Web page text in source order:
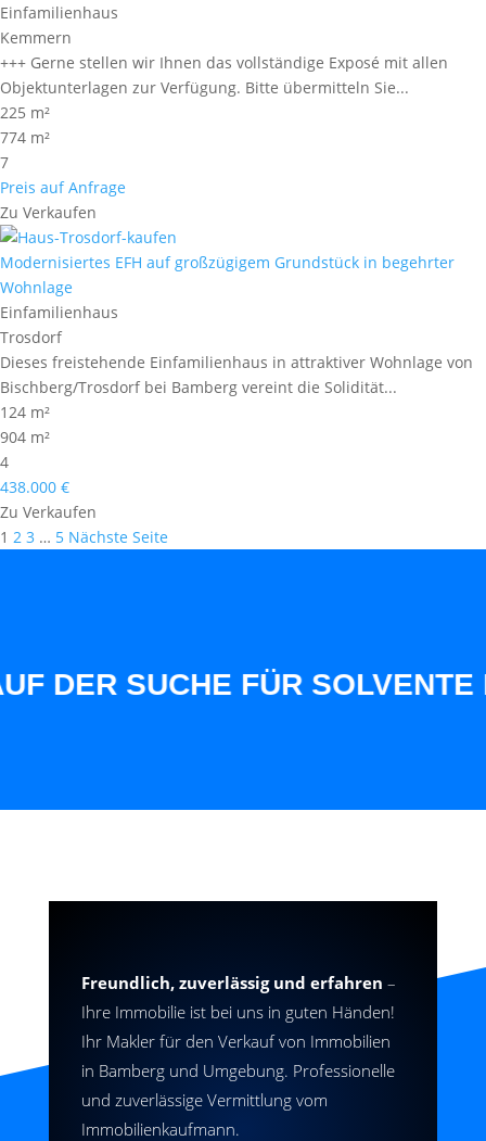
Einfamilienhaus
Kemmern
+++ Gerne stellen wir Ihnen das vollständige Exposé mit allen
Objektunterlagen zur Verfügung. Bitte übermitteln Sie...
225 m²
774 m²
7
Preis auf Anfrage
Zu Verkaufen
Modernisiertes EFH auf großzügigem Grundstück in begehrter
Wohnlage
Einfamilienhaus
Trosdorf
Dieses freistehende Einfamilienhaus in attraktiver Wohnlage von
Bischberg/Trosdorf bei Bamberg vereint die Solidität...
124 m²
904 m²
4
438.000 €
Zu Verkaufen
Seitennummerierung
1 2 3 … 5 Nächste Seite
DER SUCHE FÜR SOLVENTE
Freundlich, zuverlässig und erfahren –
Ihre Immobilie ist bei uns in guten Händen!
Ihr Makler für den Verkauf von Immobilien
in Bamberg und Umgebung. Professionelle
und zuverlässige Vermittlung vom
Immobilienkaufmann.